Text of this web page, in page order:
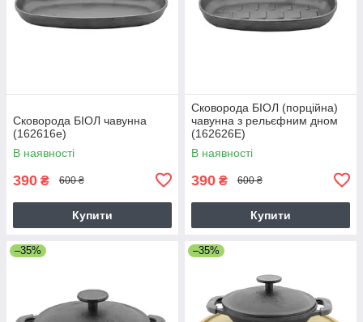
Сковорода БІОЛ чавунна
(162616e)
В наявності
390 ₴ 600 ₴
Купити
Сковорода БІОЛ (порційна)
чавунна з рельєфним дном
(162626E)
В наявності
390 ₴ 600 ₴
Купити
–35% –35%